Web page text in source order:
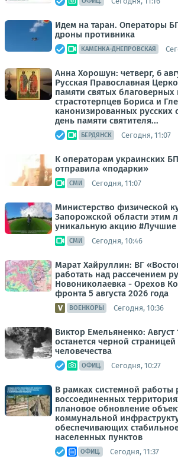
Идем на таран. Операторы
дроны противника
КАМЕНКА-ДНЕПРОВСКАЯ
Анна Хорошун: четверг, 6
Русская Православная
памяти святых благоверных
страстотерпцев Бориса и
канонизированных русских
день памяти святителя...
БЕРДЯНСК Сегодня, 11:07
К операторам украинских
отправила «подарки»
СМИ Сегодня, 11:07
Министерство физической
Запорожской области этим
уникальную акцию #Лучшие
СМИ Сегодня, 10:46
Марат Хайруллин: ВГ
работать над рассечением
Новониколаевка - Орехов
фронта 5 августа 2026 года
ВОЕНКОРЫ Сегодня, 10:36
Виктор Емельяненко: Август
останется черной
человечества
ОФИЦ. Сегодня, 10:27
В рамках системной
воссоединенных
плановое обновление
коммунальной
обеспечивающих
населенных пунктов
ОФИЦ. Сегодня, 11:37